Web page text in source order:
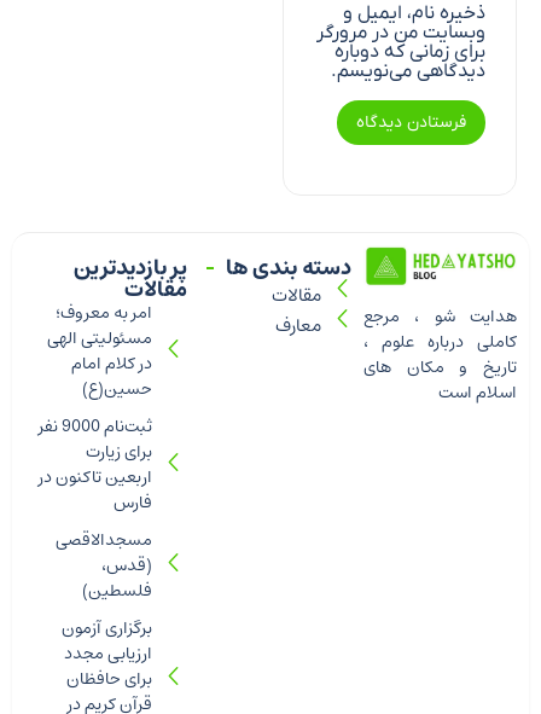
ذخیره نام، ایمیل و
وبسایت من در مرورگر
برای زمانی که دوباره
دیدگاهی می‌نویسم.
پر بازدیدترین
مقالات
امر به معروف؛
مسئولیتی الهی
در کلام امام
حسین(ع)
ثبت‌نام 9000 نفر
برای زیارت
اربعین تاکنون در
فارس
مسجدالاقصی
(قدس،
فلسطین)
برگزاری آزمون
ارزیابی مجدد
برای حافظان
قرآن کریم در
دسته بندی ها
مقالات
معارف
هدایت شو ، مرجع
کاملی درباره علوم ،
تاریخ و مکان های
اسلام است